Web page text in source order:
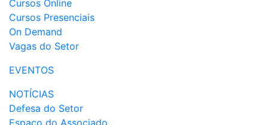
Cursos Online
Cursos Presenciais
On Demand
Vagas do Setor
EVENTOS
NOTÍCIAS
Defesa do Setor
Espaço do Associado